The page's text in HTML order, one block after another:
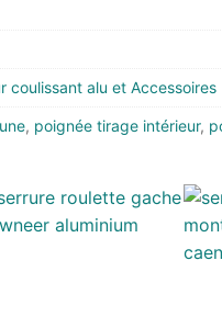
coulissant alu et Accessoires
, poignée tirage intérieur,